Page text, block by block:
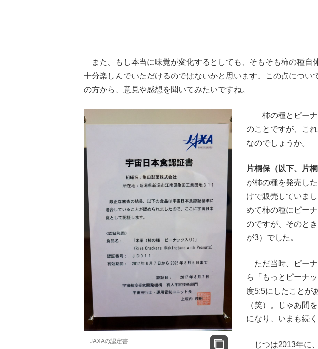
また、もし本当に味覚が変化するとしても、そもそも柿の種自
十分楽しんでいただけるのではないかと思います。この点につい
の方から、意見や感想を聞いてみたいですね。
JAXAの認定書
――柿の種とピーナ
のことですが、こ
なのでしょうか。
片桐保（以下、片桐
が柿の種を発売し
けで販売していま
めて柿の種にピー
のですが、そのと
が3）でした。
ただ当時、ピーナ
ら「もっとピーナ
度5:5にしたことが
（笑）。じゃあ間
になり、いまも続く
じつは2013年に